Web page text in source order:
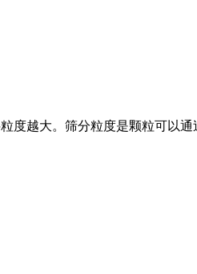
度越大。筛分粒度是颗粒可以通